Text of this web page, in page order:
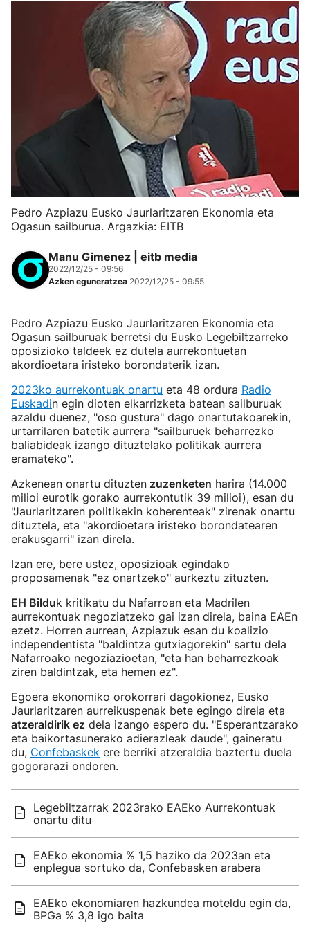
Pedro Azpiazu Eusko Jaurlaritzaren Ekonomia eta
Ogasun sailburua. Argazkia: EITB
Manu Gimenez | eitb media
2022/12/25 - 09:56
Azken eguneratzea 2022/12/25 - 09:55
Pedro Azpiazu Eusko Jaurlaritzaren Ekonomia eta
Ogasun sailburuak berretsi du Eusko Legebiltzarreko
oposizioko taldeek ez dutela aurrekontuetan
akordioetara iristeko borondaterik izan.
2023ko aurrekontuak onartu eta 48 ordura Radio
Euskadin egin dioten elkarrizketa batean sailburuak
azaldu duenez, "oso gustura" dago onartutakoarekin,
urtarrilaren batetik aurrera "sailburuek beharrezko
baliabideak izango dituztelako politikak aurrera
eramateko".
Azkenean onartu dituzten zuzenketen harira (14.000
milioi eurotik gorako aurrekontutik 39 milioi), esan du
"Jaurlaritzaren politikekin koherenteak" zirenak onartu
dituztela, eta "akordioetara iristeko borondatearen
erakusgarri" izan direla.
Izan ere, bere ustez, oposizioak egindako
proposamenak "ez onartzeko" aurkeztu zituzten.
EH Bilduk kritikatu du Nafarroan eta Madrilen
aurrekontuak negoziatzeko gai izan direla, baina EAEn
ezetz. Horren aurrean, Azpiazuk esan du koalizio
independentista "baldintza gutxiagorekin" sartu dela
Nafarroako negoziazioetan, "eta han beharrezkoak
ziren baldintzak, eta hemen ez".
Egoera ekonomiko orokorrari dagokionez, Eusko
Jaurlaritzaren aurreikuspenak bete egingo direla eta
atzeraldirik ez dela izango espero du. "Esperantzarako
eta baikortasunerako adierazleak daude", gaineratu
du, Confebaskek ere berriki atzeraldia baztertu duela
gogorarazi ondoren.
Legebiltzarrak 2023rako EAEko Aurrekontuak
onartu ditu
EAEko ekonomia % 1,5 haziko da 2023an eta
enplegua sortuko da, Confebasken arabera
EAEko ekonomiaren hazkundea moteldu egin da,
BPGa % 3,8 igo baita